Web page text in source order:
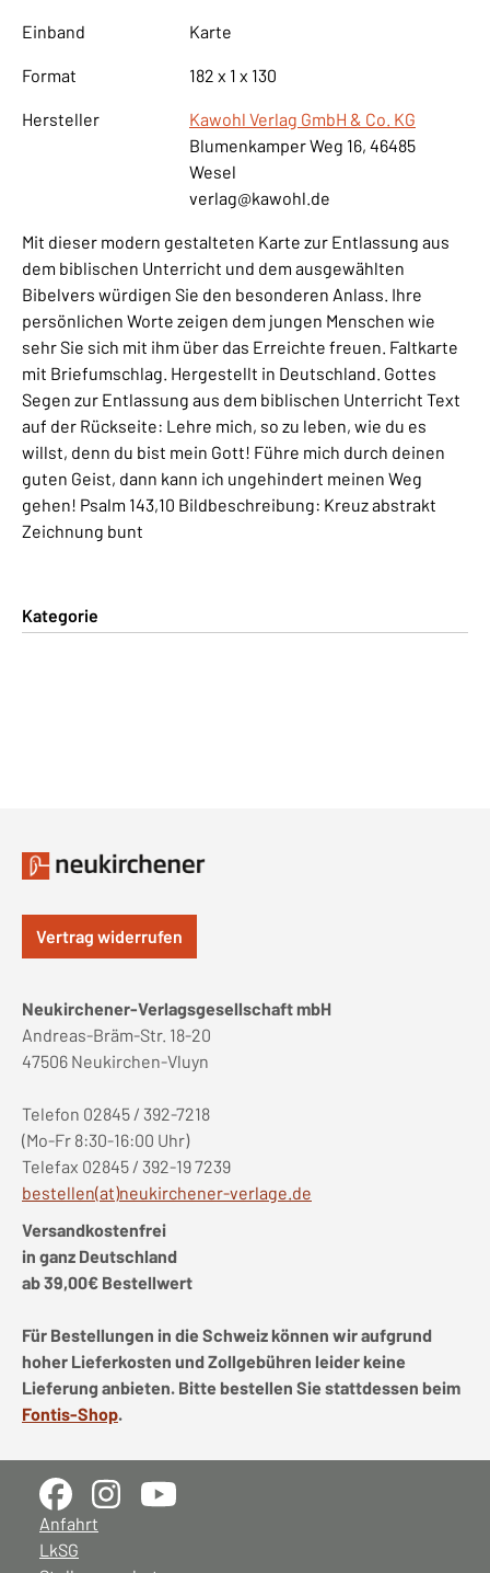
Einband Karte
Format 182 x 1 x 130
Hersteller
Kawohl Verlag GmbH & Co. KG
Blumenkamper Weg 16, 46485
Wesel
verlag@kawohl.de
Mit dieser modern gestalteten Karte zur Entlassung aus
dem biblischen Unterricht und dem ausgewählten
Bibelvers würdigen Sie den besonderen Anlass. Ihre
persönlichen Worte zeigen dem jungen Menschen wie
sehr Sie sich mit ihm über das Erreichte freuen. Faltkarte
mit Briefumschlag. Hergestellt in Deutschland. Gottes
Segen zur Entlassung aus dem biblischen Unterricht Text
auf der Rückseite: Lehre mich, so zu leben, wie du es
willst, denn du bist mein Gott! Führe mich durch deinen
guten Geist, dann kann ich ungehindert meinen Weg
gehen! Psalm 143,10 Bildbeschreibung: Kreuz abstrakt
Zeichnung bunt
Kategorie
Vertrag widerrufen
Neukirchener-Verlagsgesellschaft mbH
Andreas-Bräm-Str. 18-20
47506 Neukirchen-Vluyn
Telefon 02845 / 392-7218
(Mo-Fr 8:30-16:00 Uhr)
Telefax 02845 / 392-19 7239
bestellen(at)neukirchener-verlage.de
Versandkostenfrei
in ganz Deutschland
ab 39,00€ Bestellwert
Für Bestellungen in die Schweiz können wir aufgrund
hoher Lieferkosten und Zollgebühren leider keine
Lieferung anbieten. Bitte bestellen Sie stattdessen beim
Fontis-Shop.
Anfahrt
LkSG